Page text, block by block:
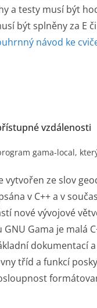
a testy musí být
být splněny za E
návod ke
vzdálenosti
gama-local,
vytvořen ze slov
v C++ a v
nové vývojové
Gama je malá
dokumentací
tříd a funkcí